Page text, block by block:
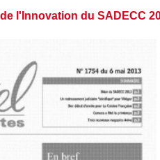
l'Innovation du SADECC